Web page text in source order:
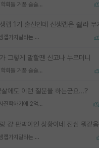
AI 학회들 거품 슬슬 지적이 나오네요
신생랩가지말라는 이유가 있었구나
그렇게 말할땐 신고나 누르더니
AI 학회들 거품 슬슬 지적이 나오네요
에도 이런 질문을 하는군요...?
박사진학하기에 2억은 괜찮은 (?) 정도의 경제력인가요
걍 판박이인 상황이네 진심 뭐같음
신생랩가지말라는 이유가 있었구나